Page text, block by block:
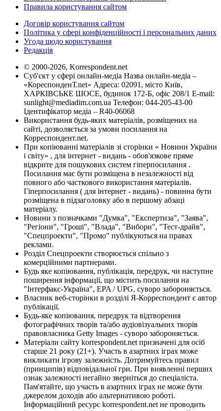
Правила користування сайтом
Договір користування сайтом
Політика у сфері конфіденційності і персональних даних
Угода щодо користування
Редакція
© 2000-2026, Korrespondent.net
Суб'єкт у сфері онлайн-медіа Назва онлайн-медіа –
«КореспонденТ.net» Адреса: 02091, місто Київ,
ХАРКІВСЬКЕ ШОСЕ, будинок 172-Б, офіс 208/1 E-mail:
sunlight@mediadim.com.ua Телефон: 044-205-43-00
Ідентифікатор медіа – R40-06068
Використання будь-яких матеріалів, розміщених на
сайті, дозволяється за умови посилання на
Корреспондент.net.
При копіюванні матеріалів зі сторінки « Новини України
і світу» , для інтернет - видань - обов'язкове пряме
відкрите для пошукових систем гіперпосилання .
Посилання має бути розміщена в незалежності від
повного або часткового використання матеріалів.
Гіперпосилання ( для інтернет - видань) - повинна бути
розміщена в підзаголовку або в першому абзаці
матеріалу.
Новини з позначками "Думка", "Експертиза", "Заява",
"Регіони", "Гроші", "Влада", "Вибори", "Тест-драйв",
"Спецпроекти", "Промо" публікуються на правах
реклами.
Розділ Спецпроекти створюється спільно з
комерційними партнерами.
Будь яке копіювання, публікація, передрук, чи наступне
поширення інформації, що містить посилання на
"Інтерфакс-Україна", EPA / UPG, суворо забороняється.
Власник веб-сторінки в розділі Я-Корреспондент є автор
публікації.
Будь-яке копіювання, передрук та відтворення
фотографічних творів та/або аудіовізуальних творів
правовласника Getty Images - суворо забороняється.
Матеріали сайту korrespondent.net призначені для осіб
старше 21 року (21+). Участь в азартних іграх може
викликати ігрову залежність. Дотримуйтесь правил
(принципів) відповідальної гри. При виявленні перших
ознак залежності негайно зверніться до спеціаліста.
Пам'ятайте, що участь в азартних іграх не може бути
джерелом доходів або альтернативою роботі.
Інформаційний ресурс korrespondent.net не проводить